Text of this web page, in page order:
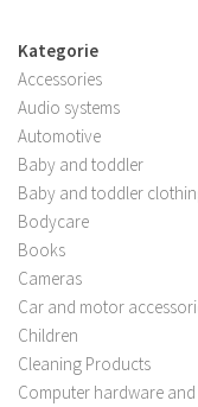
Kategorie
Accessories
Audio systems
Automotive
Baby and toddler
Baby and toddler
Bodycare
Books
Cameras
Car and motor
Children
Cleaning Products
Computer hardware